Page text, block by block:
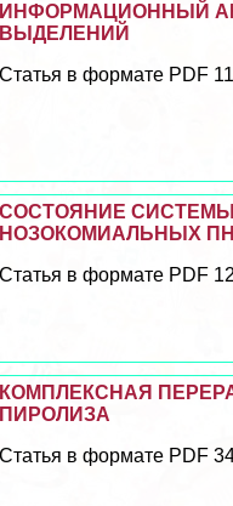
ИНФОРМАЦИОННЫЙ
ВЫДЕЛЕНИЙ
Статья в формате PDF
СОСТОЯНИЕ
НОЗОКОМИАЛЬНЫХ
Статья в формате PDF
КОМПЛЕКСНАЯ
ПИРОЛИЗА
Статья в формате PDF